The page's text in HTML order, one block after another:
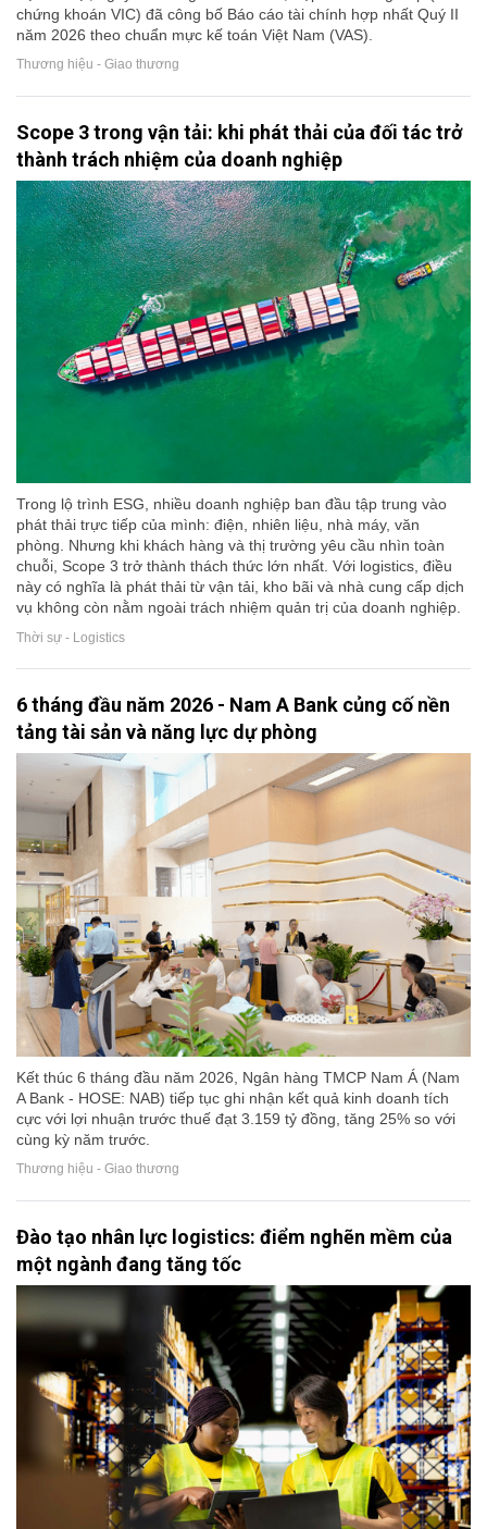
chứng khoán VIC) đã công bố Báo cáo tài chính hợp nhất Quý II
năm 2026 theo chuẩn mực kế toán Việt Nam (VAS).
Thương hiệu - Giao thương
Scope 3 trong vận tải: khi phát thải của đối tác trở
thành trách nhiệm của doanh nghiệp
Trong lộ trình ESG, nhiều doanh nghiệp ban đầu tập trung vào
phát thải trực tiếp của mình: điện, nhiên liệu, nhà máy, văn
phòng. Nhưng khi khách hàng và thị trường yêu cầu nhìn toàn
chuỗi, Scope 3 trở thành thách thức lớn nhất. Với logistics, điều
này có nghĩa là phát thải từ vận tải, kho bãi và nhà cung cấp dịch
vụ không còn nằm ngoài trách nhiệm quản trị của doanh nghiệp.
Thời sự - Logistics
6 tháng đầu năm 2026 - Nam A Bank củng cố nền
tảng tài sản và năng lực dự phòng
Kết thúc 6 tháng đầu năm 2026, Ngân hàng TMCP Nam Á (Nam
A Bank - HOSE: NAB) tiếp tục ghi nhận kết quả kinh doanh tích
cực với lợi nhuận trước thuế đạt 3.159 tỷ đồng, tăng 25% so với
cùng kỳ năm trước.
Thương hiệu - Giao thương
Đào tạo nhân lực logistics: điểm nghẽn mềm của
một ngành đang tăng tốc